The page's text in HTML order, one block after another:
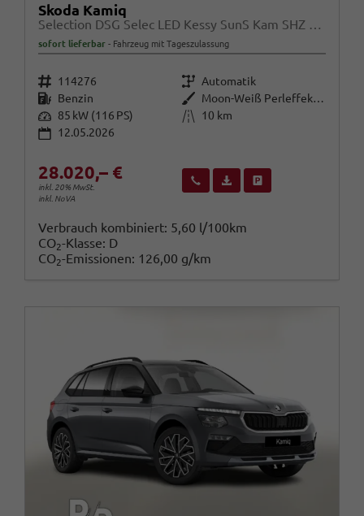
Skoda Kamiq
sofort lieferbar Fahrzeug mit Tageszulassung
Fahrzeugnr. 114276 Getriebe Automatik
Kraftstoff Benzin Außenfarbe
Moon-Weiß Perleffekt / Dach in B
Leistung 85 kW (116 PS) Kilometerstand
10 km
12.05.2026
28.020,– €
inkl. 20% MwSt.
inkl. NoVA
Wir rufen Sie anFahrzeugexposé (PDF)
Verbrauch kombiniert: 5,60 l/100km
CO2-Klasse: D
CO2-Emissionen: 126,00 g/km